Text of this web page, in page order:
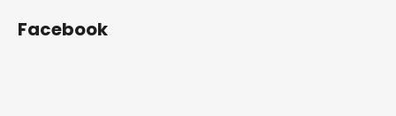
Facebook